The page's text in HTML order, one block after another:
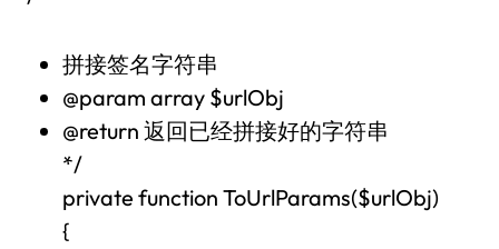
拼接签名字符串
@param array $urlObj
@return 返回已经拼接好的字符串
*/
private function ToUrlParams($urlObj)
{